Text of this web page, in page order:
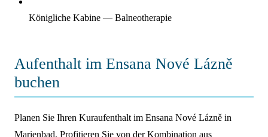
Königliche Kabine — Balneotherapie
Aufenthalt im Ensana Nové Lázně
buchen
Planen Sie Ihren Kuraufenthalt im Ensana Nové Lázně in
Marienbad. Profitieren Sie von der Kombination aus